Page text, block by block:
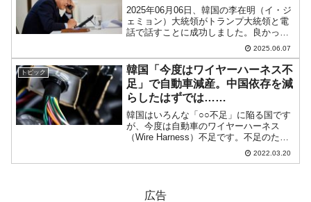
2025年06月06日、韓国の李在明（イ・ジ
ェミョン）大統領がトランプ大統領と電
話で話すことに成功しました。良かった
ですね。↑トランプ大統領と通話する李在
明（イ・ジェミョン）大統領。電話で話
したのは20分間。なお、ホワイトハウス
からはこの通...
2025.06.07
トピック
韓国「今度はワイヤーハーネス不
足」で自動車減産。中国依存を減
らしたはずでは……
韓国はいろんな「○○不足」に陥る国です
が、今度は自動車のワイヤーハーネス
（Wire Harness）不足です。不足のため
にすでに自動車の減産に至っています。
ワイヤーハーネスというのは、「機器の
2022.03.20
広告